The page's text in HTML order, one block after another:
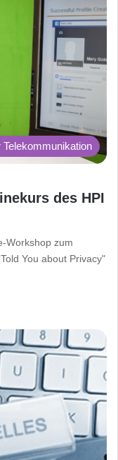
Telekommunikation
des HPI
Workshop zum
You about Privacy"